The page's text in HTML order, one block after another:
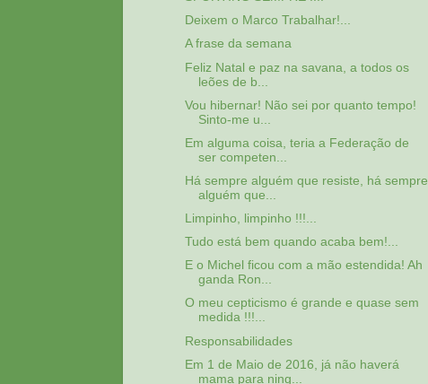
Deixem o Marco Trabalhar!...
A frase da semana
Feliz Natal e paz na savana, a todos os
leões de b...
Vou hibernar! Não sei por quanto tempo!
Sinto-me u...
Em alguma coisa, teria a Federação de
ser competen...
Há sempre alguém que resiste, há sempre
alguém que...
Limpinho, limpinho !!!...
Tudo está bem quando acaba bem!...
E o Michel ficou com a mão estendida! Ah
ganda Ron...
O meu cepticismo é grande e quase sem
medida !!!...
Responsabilidades
Em 1 de Maio de 2016, já não haverá
mama para ning...